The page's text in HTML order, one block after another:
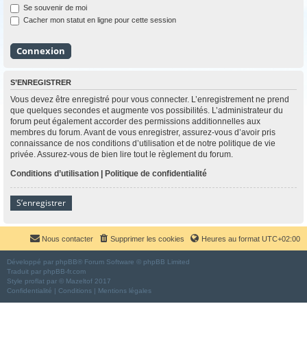
Se souvenir de moi
Cacher mon statut en ligne pour cette session
S’ENREGISTRER
Vous devez être enregistré pour vous connecter. L’enregistrement ne prend
que quelques secondes et augmente vos possibilités. L’administrateur du
forum peut également accorder des permissions additionnelles aux
membres du forum. Avant de vous enregistrer, assurez-vous d’avoir pris
connaissance de nos conditions d’utilisation et de notre politique de vie
privée. Assurez-vous de bien lire tout le règlement du forum.
Conditions d’utilisation | Politique de confidentialité
S’enregistrer
Heures au format UTC+02:00
Supprimer les cookies
Nous contacter
Développé par phpBB® Forum Software © phpBB Limited
Traduit par phpBB-fr.com
Style proflat par © Mazeltof 2017
Confidentialité | Conditions | Mentions légales